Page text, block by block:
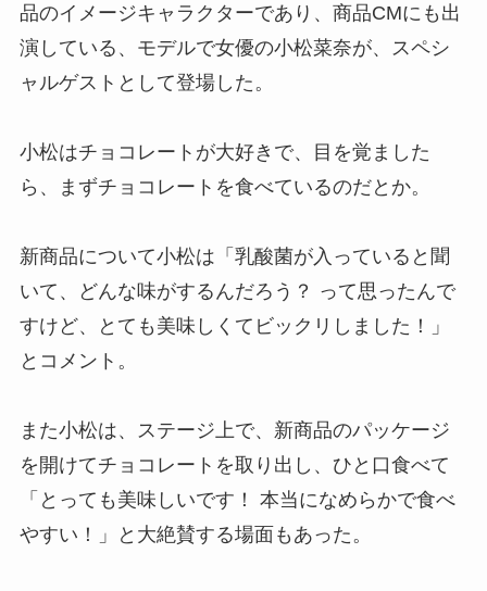
品のイメージキャラクターであり、商品CMにも出
演している、モデルで女優の小松菜奈が、スペシ
ャルゲストとして登場した。
小松はチョコレートが大好きで、目を覚ました
ら、まずチョコレートを食べているのだとか。
新商品について小松は「乳酸菌が入っていると聞
いて、どんな味がするんだろう？ って思ったんで
すけど、とても美味しくてビックリしました！」
とコメント。
また小松は、ステージ上で、新商品のパッケージ
を開けてチョコレートを取り出し、ひと口食べて
「とっても美味しいです！ 本当になめらかで食べ
やすい！」と大絶賛する場面もあった。